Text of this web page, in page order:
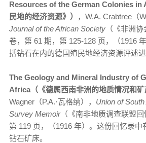
Resources of the German Colonies in
民地的经济资源》）
，W.A. Crabtree（
Journal of the African Society （《非洲
卷，第 61 期，第 125-128 页，（1916
括钻石在内的德国殖民地经济资源评述进
The Geology and Mineral Industry of
Africa（《德属西南非洲的地质情况和矿
Wagner（P.A.·瓦格纳）， Union of
Survey Memoir（《南非地质调查联盟回
第 119 页，（1916 年）。这份回忆录中
钻石矿床。